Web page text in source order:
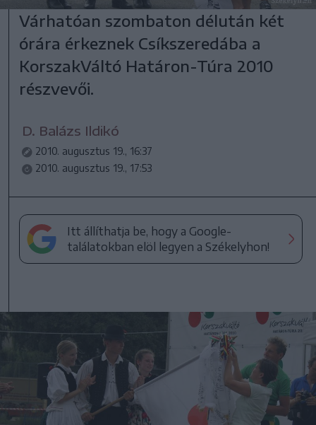
Várhatóan szombaton délután két
órára érkeznek Csíkszeredába a
KorszakVáltó Határon-Túra 2010
részvevői.
D. Balázs Ildikó
2010. augusztus 19., 16:37
2010. augusztus 19., 17:53
Itt állíthatja be, hogy a Google-
találatokban elöl legyen a Székelyhon!